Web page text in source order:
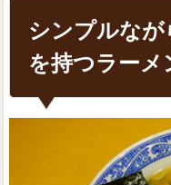
シンプルなが
を持つラーメ